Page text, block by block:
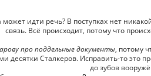
идти речь? В поступках нет
связь. Всё происходит, потому что
про поддельные документы, потому
десятки Сталкеров. Исправить-то это
до зубов